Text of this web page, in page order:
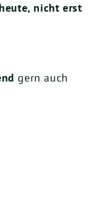
nicht erst
gern auch